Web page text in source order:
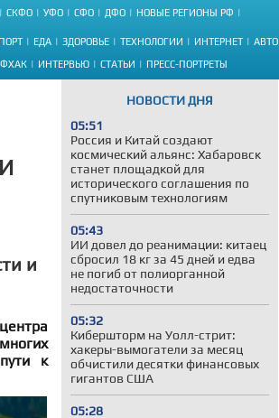
СКФО УФО СФО ДФО НОВЫЕ РЕГИОНЫ РФ
ЕДА ЗДОРОВЬЕ ТЕХНОЛОГИИ ИНТЕРНЕТ АВТО
ИНТЕРВЬЮ СТАТЬИ ПРЕСС-ПОРТРЕТЫ
НОВОСТИ ДНЯ
05:51
Россия и Китай создают
космический альянс: Хабаровск
станет площадкой для
исторического соглашения по
спутниковым технологиям
05:43
ИИ довел до реанимации: китаец
сбросил 18 кг за 45 дней и едва
не погиб от полиорганной
недостаточности
05:32
Кибершторм на Уолл-стрит:
хакеры-вымогатели за месяц
обчистили десятки финансовых
гигантов США
05:28
и
к